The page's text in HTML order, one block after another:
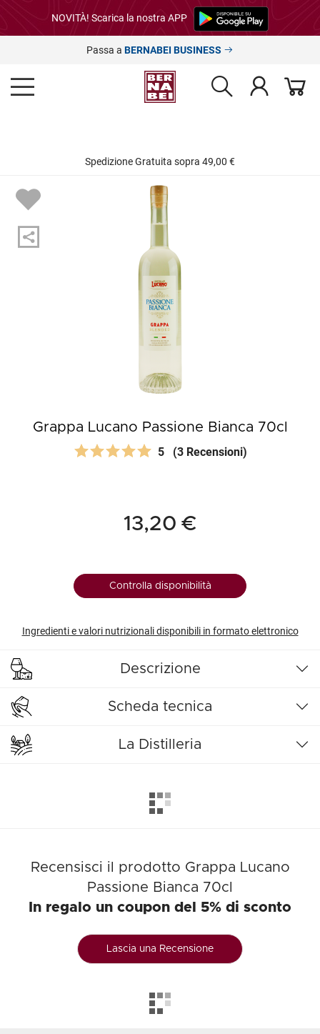
NOVITÀ! Scarica la nostra APP
Passa a BERNABEI BUSINESS
Spedizione Gratuita sopra 49,00 €
Grappa Lucano Passione Bianca 70cl
5 (3 Recensioni)
13,20 €
Controlla disponibilità
Ingredienti e valori nutrizionali disponibili in formato elettronico
Descrizione
Scheda tecnica
La Distilleria
Recensisci il prodotto Grappa Lucano
Passione Bianca 70cl
In regalo un coupon del 5% di sconto
Lascia una Recensione